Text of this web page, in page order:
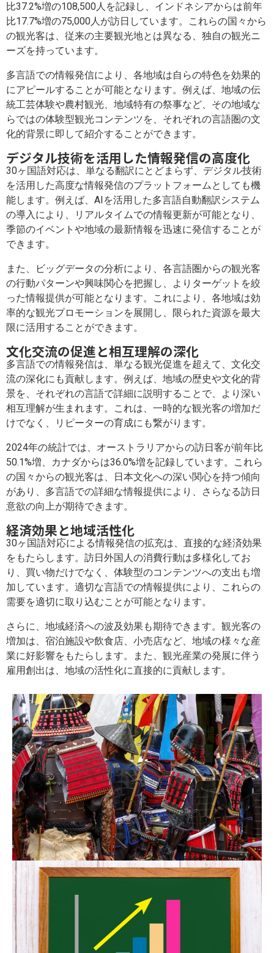
比37.2%増の108,500人を記録し、インドネシアからは前年
比17.7%増の75,000人が訪日しています。これらの国々から
の観光客は、従来の主要観光地とは異なる、独自の観光ニ
ーズを持っています。
多言語での情報発信により、各地域は自らの特色を効果的
にアピールすることが可能となります。例えば、地域の伝
統工芸体験や農村観光、地域特有の祭事など、その地域な
らではの体験型観光コンテンツを、それぞれの言語圏の文
化的背景に即して紹介することができます。
デジタル技術を活用した情報発信の高度化
30ヶ国語対応は、単なる翻訳にとどまらず、デジタル技術
を活用した高度な情報発信のプラットフォームとしても機
能します。例えば、AIを活用した多言語自動翻訳システム
の導入により、リアルタイムでの情報更新が可能となり、
季節のイベントや地域の最新情報を迅速に発信することが
できます。
また、ビッグデータの分析により、各言語圏からの観光客
の行動パターンや興味関心を把握し、よりターゲットを絞
った情報提供が可能となります。これにより、各地域は効
率的な観光プロモーションを展開し、限られた資源を最大
限に活用することができます。
文化交流の促進と相互理解の深化
多言語での情報発信は、単なる観光促進を超えて、文化交
流の深化にも貢献します。例えば、地域の歴史や文化的背
景を、それぞれの言語で詳細に説明することで、より深い
相互理解が生まれます。これは、一時的な観光客の増加だ
けでなく、リピーターの育成にも繋がります。
2024年の統計では、オーストラリアからの訪日客が前年比
50.1%増、カナダからは36.0%増を記録しています。これら
の国々からの観光客は、日本文化への深い関心を持つ傾向
があり、多言語での詳細な情報提供により、さらなる訪日
意欲の向上が期待できます。
経済効果と地域活性化
30ヶ国語対応による情報発信の拡充は、直接的な経済効果
をもたらします。訪日外国人の消費行動は多様化してお
り、買い物だけでなく、体験型のコンテンツへの支出も増
加しています。適切な言語での情報提供により、これらの
需要を適切に取り込むことが可能となります。
さらに、地域経済への波及効果も期待できます。観光客の
増加は、宿泊施設や飲食店、小売店など、地域の様々な産
業に好影響をもたらします。また、観光産業の発展に伴う
雇用創出は、地域の活性化に直接的に貢献します。